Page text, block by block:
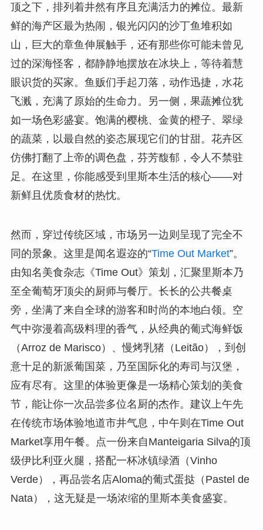
顶之下，排列着井然有序且充满活力的摊位。最新
鲜的海产区最为热闹，银光闪闪的沙丁鱼堆积如
山，巨大的章鱼伸展触手，还有那些你可能未曾见
过的深海怪客，都静静地摆放在冰块上，等待着慧
眼识货的买家。鱼贩们手起刀落，动作迅捷，水花
飞溅，充满了原始的生命力。另一侧，果蔬摊位犹
如一场色彩盛宴。饱满的樱桃、金黄的橙子、翠绿
的蔬菜，以最自然的姿态展现它们的甘甜。花卉区
仿佛打翻了上帝的调色盘，芬芳馥郁，令人不禁驻
足。在这里，你能感受到里斯本生活的核心——对
新鲜且优质食材的热忱。
然而，穿过传统区域，市场另一边则呈现了完全不
同的景象。这里是闻名遐迩的“Time Out Market”。
由知名美食杂志《Time Out》策划，汇聚里斯本乃
至全葡萄牙顶尖的厨师与餐厅。长长的公共餐桌
旁，坐满了来自全球的游客和时尚的本地白领。空
气中弥漫着高级料理的香气，从经典的葡式海鲜饭
（Arroz de Marisco）、慢烤乳猪（Leitão），到创
意十足的新派葡国菜，乃至国际化的寿司与汉堡，
应有尽有。这里的体验更像是一场精心策划的美食
节，能让你一次品尝多位名厨的杰作。建议上午先
在传统市场体验地道市井气息，中午则在Time Out
Market享用午餐。点一份来自Manteigaria Silva的顶
级伊比利亚火腿，搭配一杯冰镇绿酒（Vinho
Verde），再品尝名店Aloma的葡式蛋挞（Pastel de
Nata），这无疑是一场浓缩的里斯本美食盛宴。